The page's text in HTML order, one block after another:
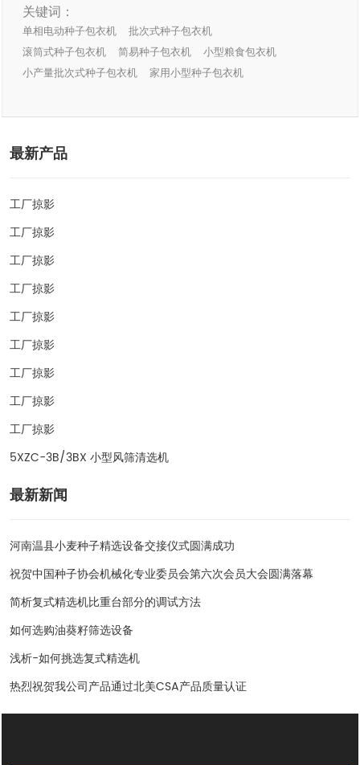
关键词：
单相电动种子包衣机
批次式种子包衣机
滚筒式种子包衣机
简易种子包衣机
小型粮食包衣机
小产量批次式种子包衣机
家用小型种子包衣机
最新产品
工厂掠影
工厂掠影
工厂掠影
工厂掠影
工厂掠影
工厂掠影
工厂掠影
工厂掠影
工厂掠影
5XZC-3B/3BX 小型风筛清选机
最新新闻
河南温县小麦种子精选设备交接仪式圆满成功
祝贺中国种子协会机械化专业委员会第六次会员大会圆满落幕
简析复式精选机比重台部分的调试方法
如何选购油葵籽筛选设备
浅析-如何挑选复式精选机
热烈祝贺我公司产品通过北美CSA产品质量认证